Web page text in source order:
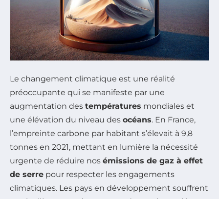
Le changement climatique est une réalité
préoccupante qui se manifeste par une
augmentation des températures mondiales et
une élévation du niveau des océans. En France,
l’empreinte carbone par habitant s’élevait à 9,8
tonnes en 2021, mettant en lumière la nécessité
urgente de réduire nos émissions de gaz à effet
de serre pour respecter les engagements
climatiques. Les pays en développement souffrent